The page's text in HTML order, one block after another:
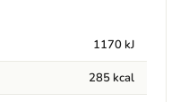
for children
1170 kJ
285 kcal